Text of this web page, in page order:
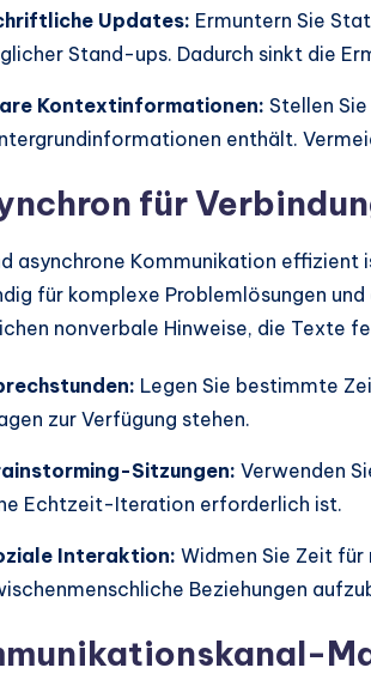
Updates: Ermuntern Sie
Stand-ups. Dadurch sinkt die
Kontextinformationen: Stellen
enthält.
für
asynchrone Kommunikation
für komplexe Problemlösungen
nonverbale Hinweise, die Texte
Legen Sie bestimmte
zur Verfügung stehen.
Sitzungen: Verwenden
Echtzeit-Iteration erforderlich ist.
Interaktion: Widmen Sie Zeit
Beziehungen